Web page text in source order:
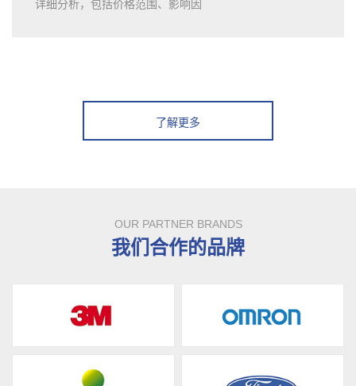
详细分析，包括价格范围、影响因
了解更多
OUR PARTNER BRANDS
我们合作的品牌